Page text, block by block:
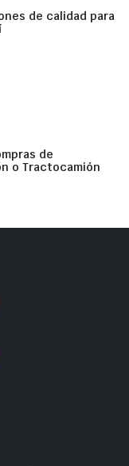
de calidad para
de
o Tractocamión